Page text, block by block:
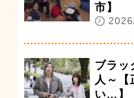
市】
ブラッ
人～【
い…】